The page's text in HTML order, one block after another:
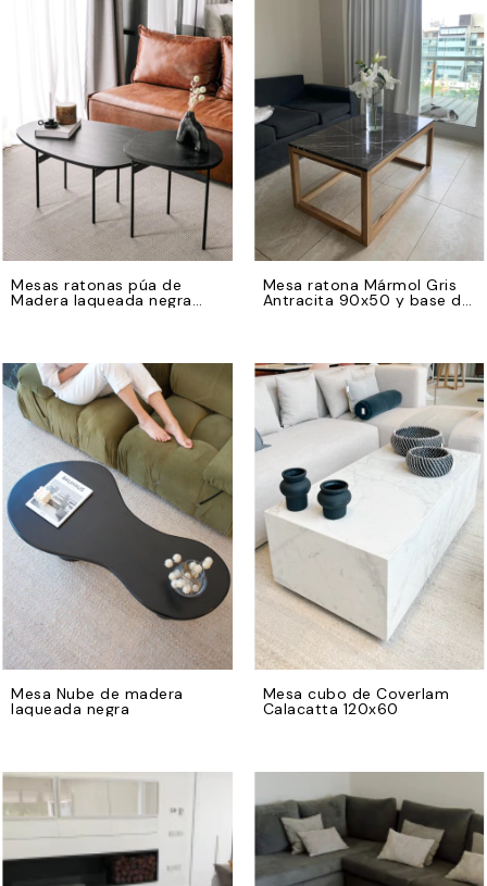
Mesas ratonas púa de
Madera laqueada negra
Mesa ratona Mármol Gris
Antracita 90x50 y base de
Mesa Nube de madera
laqueada negra
Mesa cubo de Coverlam
Calacatta 120x60